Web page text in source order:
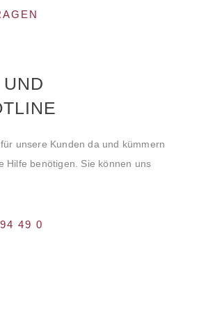
unsere Kunden da und kümmern
Hilfe benötigen. Sie können uns
49 0